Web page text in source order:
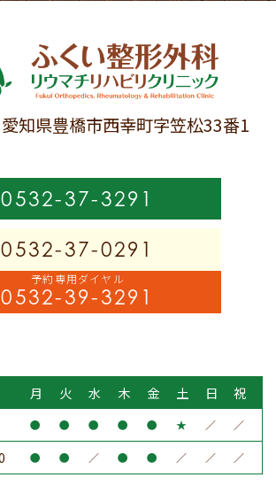
知県豊橋市西幸町字笠松33番1
0532-37-3291
0532-37-0291
予約専用ダイヤル
0532-39-3291
月 火 水 木 金 土 日
祝
● ● ● ● ● ★ ／ ／
● ● ／ ● ● ／ ／ ／